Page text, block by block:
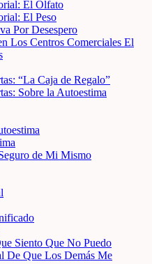
El Olfato
El Peso
Por Desespero
Los Centros Comerciales El
“La Caja de Regalo”
Sobre la Autoestima
de Mi Mismo
Siento Que No Puedo
De Que Los Demás Me